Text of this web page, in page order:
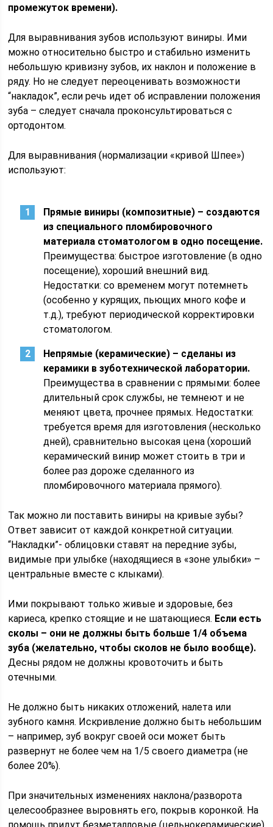
промежуток времени).
Для выравнивания зубов используют виниры. Ими
можно относительно быстро и стабильно изменить
небольшую кривизну зубов, их наклон и положение в
ряду. Но не следует переоценивать возможности
“накладок”, если речь идет об исправлении положения
зуба – следует сначала проконсультироваться с
ортодонтом.
Для выравнивания (нормализации «кривой Шпее»)
используют:
Прямые виниры (композитные) – создаются
из специального пломбировочного
материала стоматологом в одно посещение.
Преимущества: быстрое изготовление (в одно
посещение), хороший внешний вид.
Недостатки: со временем могут потемнеть
(особенно у курящих, пьющих много кофе и
т.д.), требуют периодической корректировки
стоматологом.
Непрямые (керамические) – сделаны из
керамики в зуботехнической лаборатории.
Преимущества в сравнении с прямыми: более
длительный срок службы, не темнеют и не
меняют цвета, прочнее прямых. Недостатки:
требуется время для изготовления (несколько
дней), сравнительно высокая цена (хороший
керамический винир может стоить в три и
более раз дороже сделанного из
пломбировочного материала прямого).
Так можно ли поставить виниры на кривые зубы?
Ответ зависит от каждой конкретной ситуации.
“Накладки”- облицовки ставят на передние зубы,
видимые при улыбке (находящиеся в «зоне улыбки» –
центральные вместе с клыками).
Ими покрывают только живые и здоровые, без
кариеса, крепко стоящие и не шатающиеся. Если есть
сколы – они не должны быть больше 1/4 объема
зуба (желательно, чтобы сколов не было вообще).
Десны рядом не должны кровоточить и быть
отечными.
Не должно быть никаких отложений, налета или
зубного камня. Искривление должно быть небольшим
– например, зуб вокруг своей оси может быть
развернут не более чем на 1/5 своего диаметра (не
более 20%).
При значительных изменениях наклона/разворота
целесообразнее выровнять его, покрыв коронкой. На